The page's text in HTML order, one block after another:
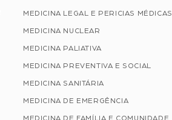
MEDICINA LEGAL E PERICIAS MÉDICAS
MEDICINA NUCLEAR
MEDICINA PALIATIVA
MEDICINA PREVENTIVA E SOCIAL
MEDICINA SANITÁRIA
MEDICINA DE EMERGÊNCIA
MEDICINA DE FAMÍLIA E COMUNIDADE